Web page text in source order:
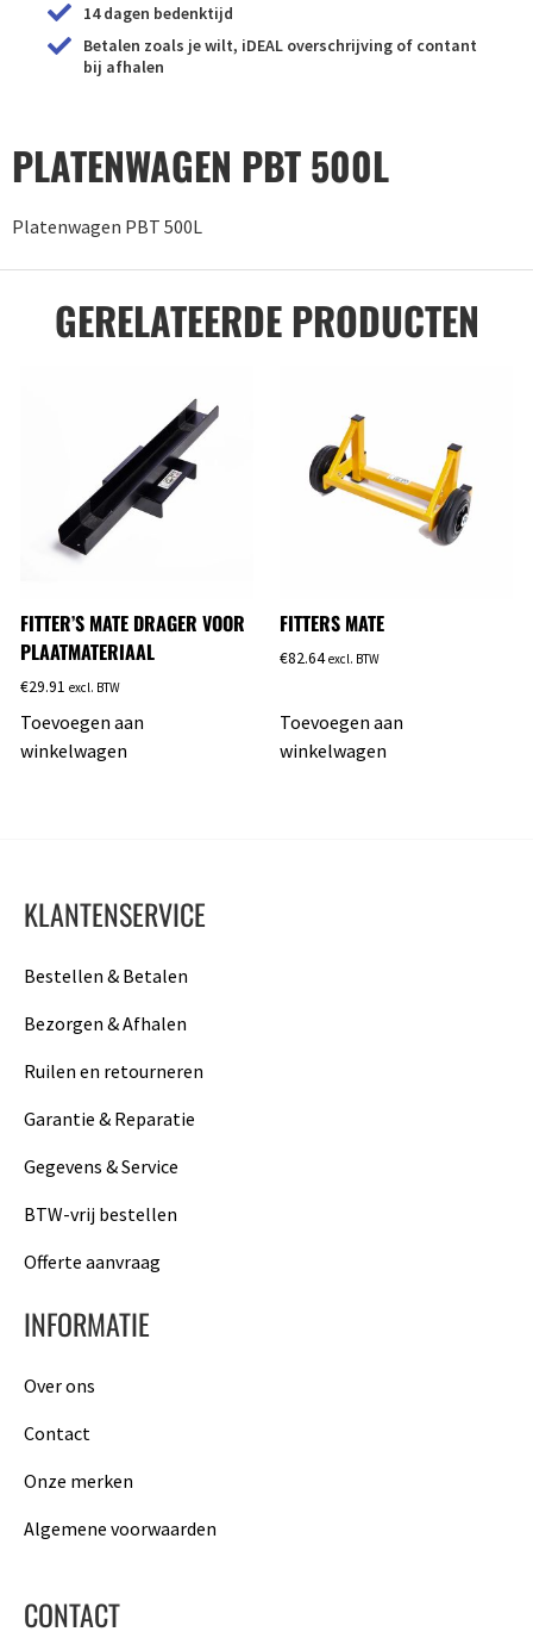
14 dagen bedenktijd
Betalen zoals je wilt, iDEAL overschrijving of contant
bij afhalen
PLATENWAGEN PBT 500L
Platenwagen PBT 500L
GERELATEERDE PRODUCTEN
FITTER’S MATE DRAGER VOOR
PLAATMATERIAAL
€29.91 excl. BTW
Toevoegen aan
winkelwagen
FITTERS MATE
€82.64 excl. BTW
Toevoegen aan
winkelwagen
KLANTENSERVICE
Bestellen & Betalen
Bezorgen & Afhalen
Ruilen en retourneren
Garantie & Reparatie
Gegevens & Service
BTW-vrij bestellen
Offerte aanvraag
INFORMATIE
Over ons
Contact
Onze merken
Algemene voorwaarden
CONTACT